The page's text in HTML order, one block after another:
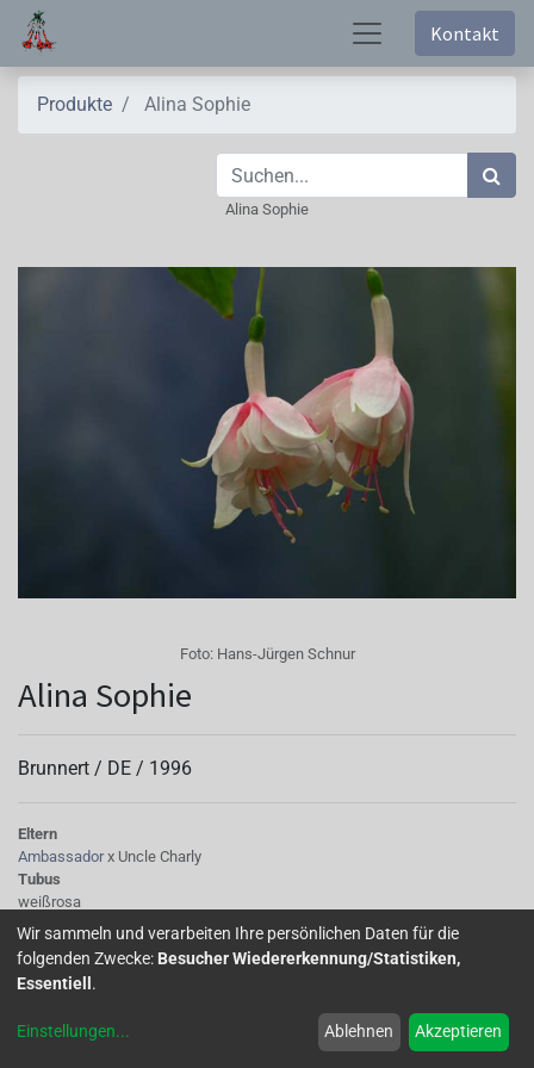
Kontakt
Produkte Alina Sophie
Alina Sophie
Foto: Hans-Jürgen Schnur
Alina Sophie
Brunnert / DE / 1996
Eltern
Ambassadorx Uncle Charly
Tubus
weißrosa
Sepalen
weißrosa
Korolle/Petalen
rosaweiß
pink
Wir sammeln und verarbeiten Ihre persönlichen Daten für die
folgenden Zwecke: Besucher Wiedererkennung/Statistiken,
Essentiell .
Einstellungen... Ablehnen Akzeptieren